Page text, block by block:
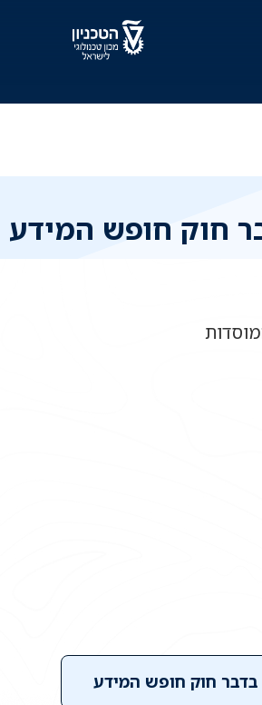
חוק חופש המידע
התשנ”ח – 1988, על המוסדות
בדבר חוק חופש המידע